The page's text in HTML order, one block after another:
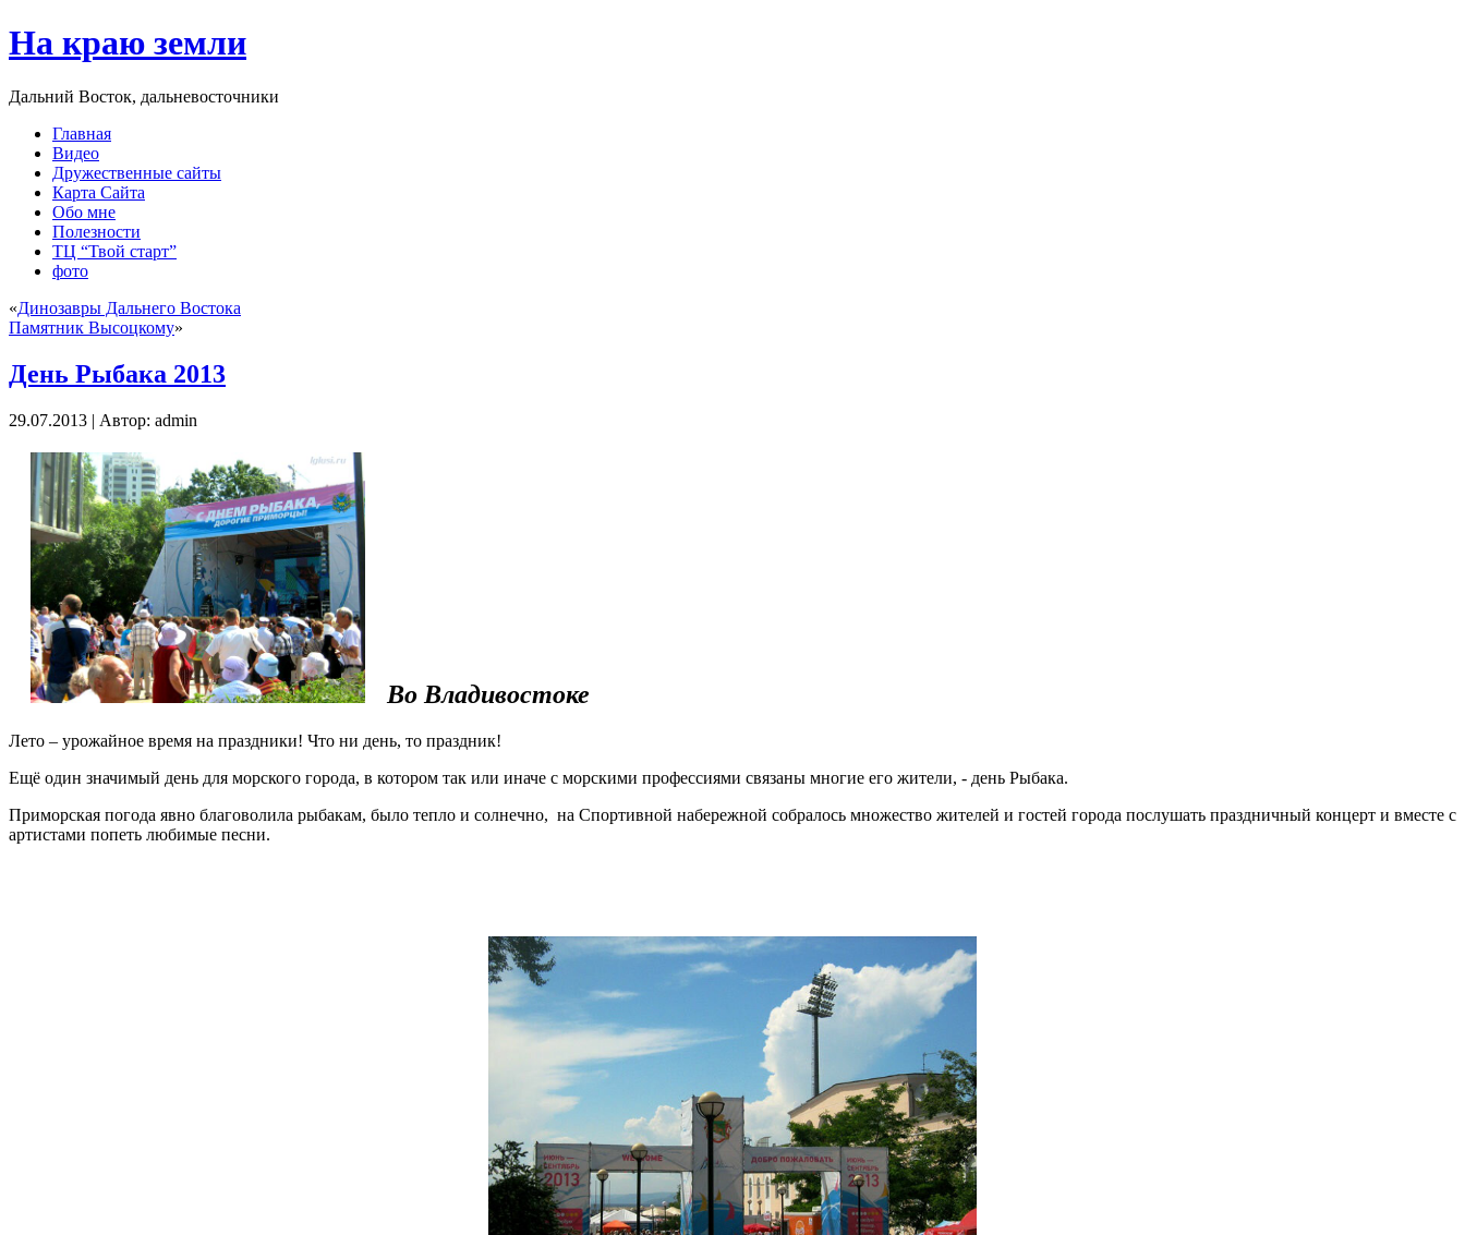
На краю земли
Дальний Восток, дальневосточники
Главная
Видео
Дружественные сайты
Карта Сайта
Обо мне
Полезности
ТЦ “Твой старт”
фото
«Динозавры Дальнего Востока
Памятник Высоцкому»
День Рыбака 2013
29.07.2013 | Автор: admin
Во Владивостоке
Лето – урожайное время на праздники! Что ни день, то праздник!
Ещё один значимый день для морского города, в котором так или иначе с морскими профессиями связаны многие его жители, - день Рыбака.
Приморская погода явно благоволила рыбакам, было тепло и солнечно, на Спортивной набережной собралось множество жителей и гостей города послушать праздничный концерт и вместе с
артистами попеть любимые песни.